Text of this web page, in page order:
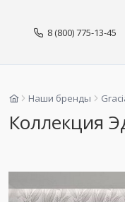
8 (800) 775-13-45
Наши бренды
Коллекция